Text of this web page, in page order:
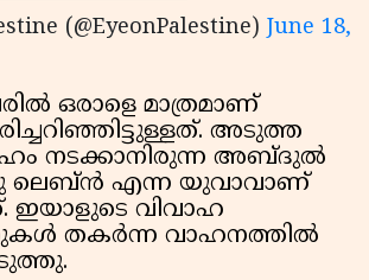
(@EyeonPalestine) June 18,
ഒരാളെ മാത്രമാണ്
അടുത്ത
നടക്കാനിരുന്ന അബ്ദുൽ
എന്ന യുവാവാണ്
ഇയാളുടെ വിവാഹ
തകർന്ന വാഹനത്തിൽ